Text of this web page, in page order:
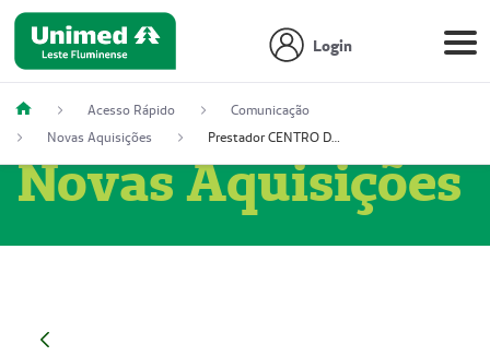
Login
Acesso Rápido
Comunicação
Novas Aquisições
Prestador CENTRO DE ONCOLOGIA
Novas Aquisições